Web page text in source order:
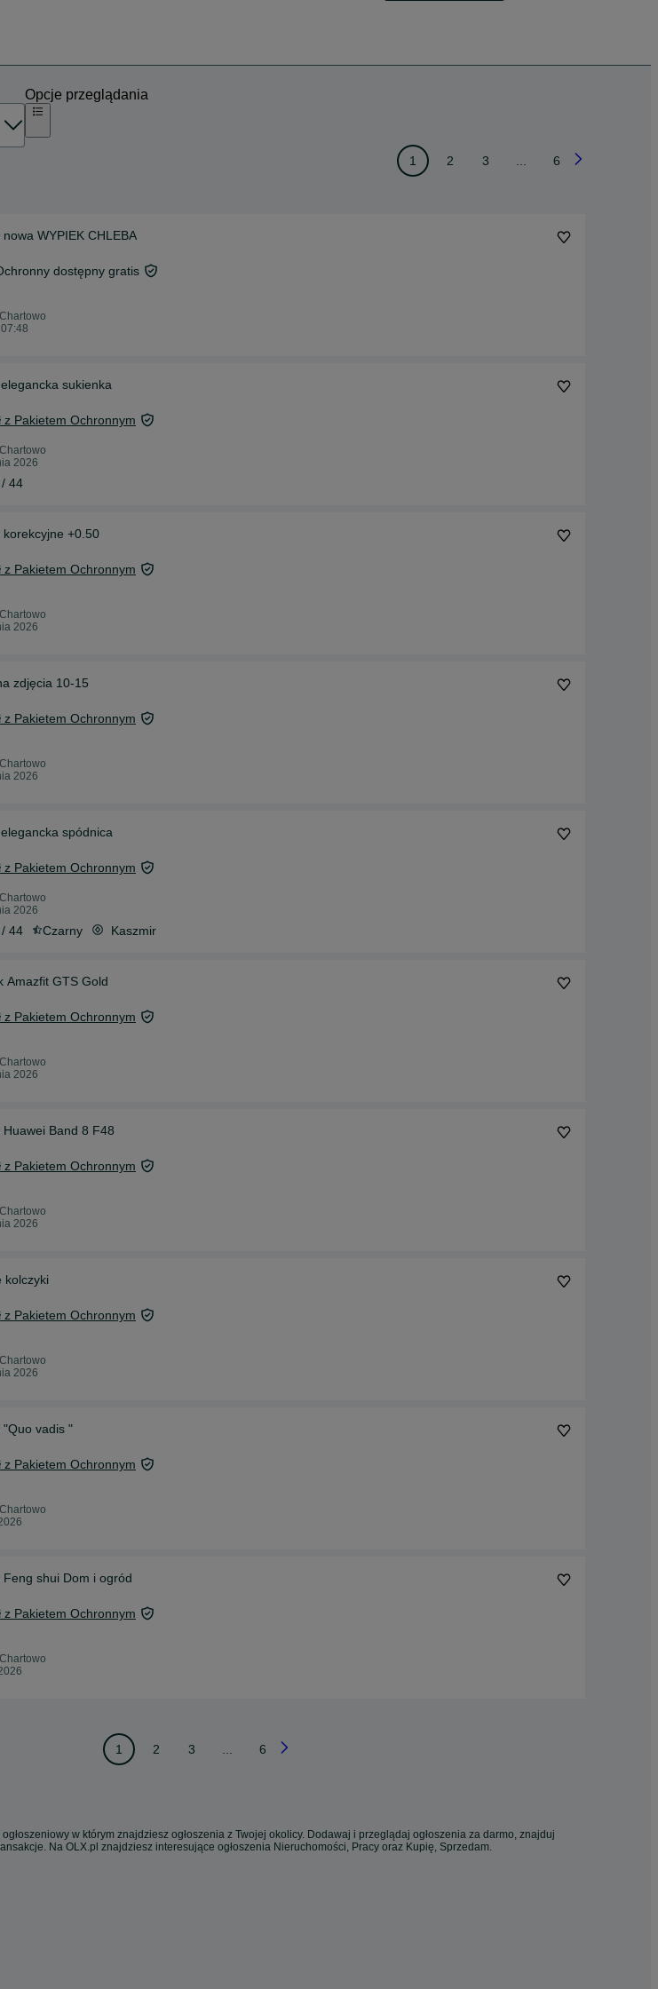
Opcje przeglądania
1 2 3 6
Książka nowa WYPIEK CHLEBA
dostępny gratis
sukienka
z Pakietem Ochronnym
2026
/ 44
korekcyjne +0.50
z Pakietem Ochronnym
2026
zdjęcia 10-15
z Pakietem Ochronnym
2026
spódnica
z Pakietem Ochronnym
2026
/ 44 Czarny Kaszmir
Amazfit GTS Gold
z Pakietem Ochronnym
2026
Huawei Band 8 F48
z Pakietem Ochronnym
2026
kolczyki
z Pakietem Ochronnym
2026
"Quo vadis "
z Pakietem Ochronnym
Feng shui Dom i ogród
z Pakietem Ochronnym
1 2 3 6
ogłoszeniowy w którym znajdziesz ogłoszenia z Twojej okolicy. Dodawaj i przeglądaj ogłoszenia za darmo, znajduj
Na OLX.pl znajdziesz interesujące ogłoszenia Nieruchomości, Pracy oraz Kupię, Sprzedam.